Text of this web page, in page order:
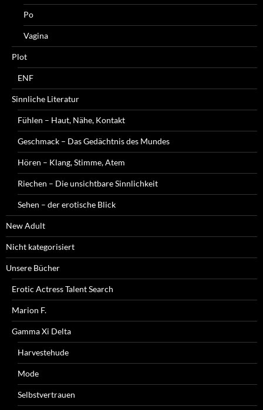
Po
Vagina
Plot
ENF
Sinnliche Literatur
Fühlen – Haut, Nähe, Kontakt
Geschmack – Das Gedächtnis des Mundes
Hören – Klang, Stimme, Atem
Riechen – Die unsichtbare Sinnlichkeit
Sehen – der erotische Blick
New Adult
Nicht kategorisiert
Unsere Bücher
Erotic Actress Talent Search
Marion F.
Gamma Xi Delta
Harvestehude
Mode
Selbstvertrauen